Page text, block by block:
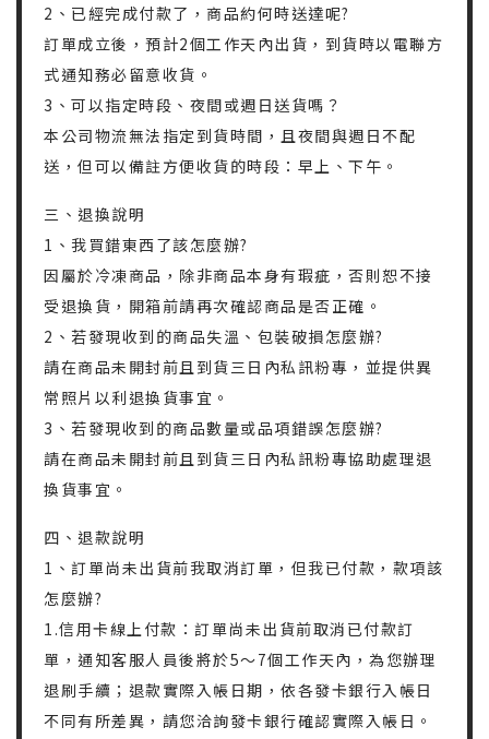
2、已經完成付款了，商品約何時送達呢?
訂單成立後，預計2個工作天內出貨，到貨時以電聯方
式通知務必留意收貨。
3、可以指定時段、夜間或週日送貨嗎？
本公司物流無法指定到貨時間，且夜間與週日不配
送，但可以備註方便收貨的時段：早上、下午。
三、退換說明
1、我買錯東西了該怎麼辦?
因屬於冷凍商品，除非商品本身有瑕疵，否則恕不接
受退換貨，開箱前請再次確認商品是否正確。
2、若發現收到的商品失溫、包裝破損怎麼辦?
請在商品未開封前且到貨三日內私訊粉專，並提供異
常照片以利退換貨事宜。
3、若發現收到的商品數量或品項錯誤怎麼辦?
請在商品未開封前且到貨三日內私訊粉專協助處理退
換貨事宜。
四、退款說明
1、訂單尚未出貨前我取消訂單，但我已付款，款項該
怎麼辦?
1.信用卡線上付款：訂單尚未出貨前取消已付款訂
單，通知客服人員後將於5～7個工作天內，為您辦理
退刷手續；退款實際入帳日期，依各發卡銀行入帳日
不同有所差異，請您洽詢發卡銀行確認實際入帳日。